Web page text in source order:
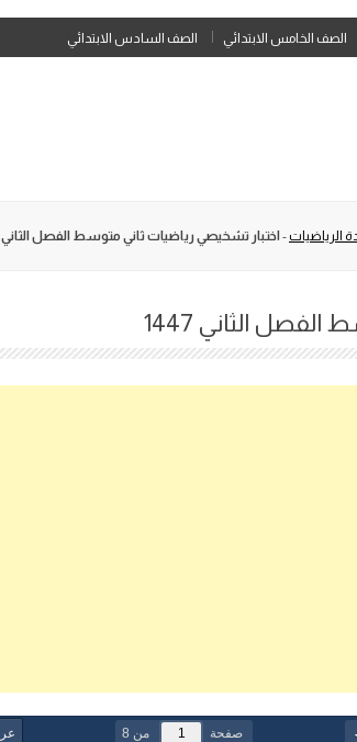
Skip
to
الصف الخامس الابتدائي الصف السادس الابتدائي
الرياضيات- اختبار تشخيصي رياضيات ثاني متوسط الفصل الثاني 1447
الثاني 1447